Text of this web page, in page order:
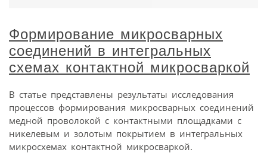
Формирование микросварных
соединений в интегральных
схемах контактной микросваркой
В статье представлены результаты исследования
процессов формирования микросварных соединений
медной проволокой с контактными площадками с
никелевым и золотым покрытием в интегральных
микросхемах контактной микросваркой.